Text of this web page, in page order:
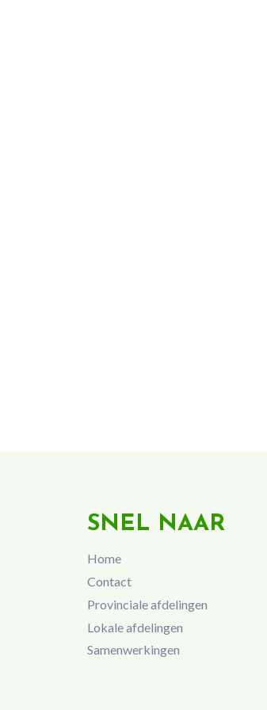
SNEL NAAR
Home
Contact
Provinciale afdelingen
Lokale afdelingen
Samenwerkingen